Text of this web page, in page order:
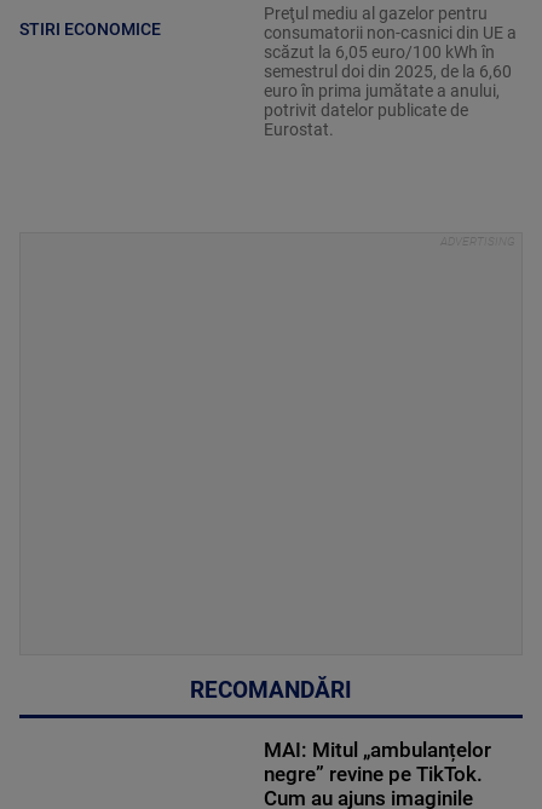
STIRI ECONOMICE
Preţul mediu al gazelor pentru
consumatorii non-casnici din UE a
scăzut la 6,05 euro/100 kWh în
semestrul doi din 2025, de la 6,60
euro în prima jumătate a anului,
potrivit datelor publicate de
Eurostat.
RECOMANDĂRI
MAI: Mitul „ambulanțelor
negre” revine pe TikTok.
Cum au ajuns imaginile